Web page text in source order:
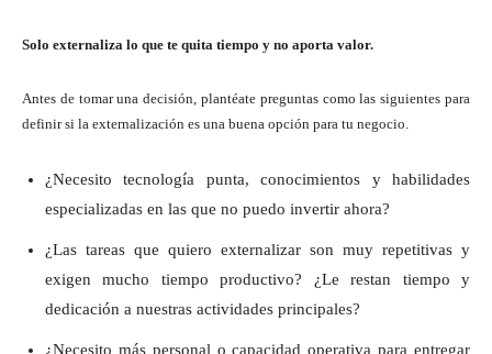
Solo externaliza lo que te quita tiempo y no aporta valor.
Antes de tomar una decisión, plantéate preguntas como las siguientes para
definir si la externalización es una buena opción para tu negocio.
¿Necesito tecnología punta, conocimientos y habilidades
especializadas en las que no puedo invertir ahora?
¿Las tareas que quiero externalizar son muy repetitivas y
exigen mucho tiempo productivo? ¿Le restan tiempo y
dedicación a nuestras actividades principales?
¿Necesito más personal o capacidad operativa para entregar